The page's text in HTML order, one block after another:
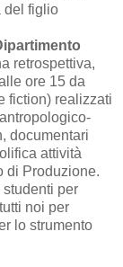
del figlio
retrospettiva,
ore 15 da
fiction) realizzati
documentari
attività
di Produzione.
studenti per
noi per
lo strumento